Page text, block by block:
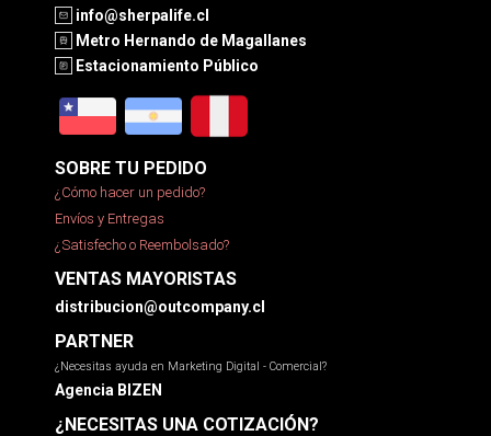
info@sherpalife.cl
Metro Hernando de Magallanes
Estacionamiento Público
SOBRE TU PEDIDO
¿Cómo hacer un pedido?
Envíos y Entregas
¿Satisfecho o Reembolsado?
VENTAS MAYORISTAS
distribucion@outcompany.cl
PARTNER
¿Necesitas ayuda en Marketing Digital - Comercial?
Agencia BIZEN
¿NECESITAS UNA COTIZACIÓN?